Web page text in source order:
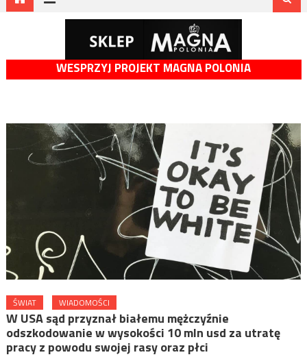
WESPRZYJ PROJEKT MAGNA POLONIA
ŚWIAT WIADOMOŚCI
W USA sąd przyznał białemu mężczyźnie
odszkodowanie w wysokości 10 mln usd za utratę
pracy z powodu swojej rasy oraz płci